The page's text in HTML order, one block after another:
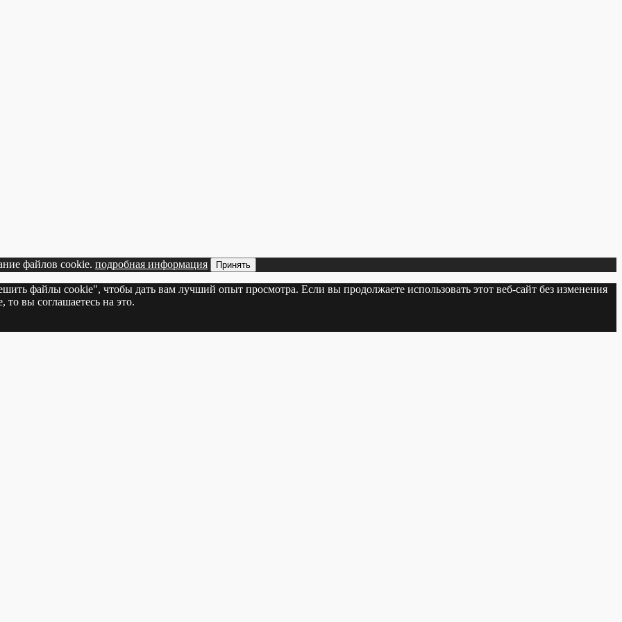
файлов cookie. подробная информация Принять
файлы cookie", чтобы дать вам лучший опыт просмотра. Если вы продолжаете использовать этот веб-сайт без изменения
вы соглашаетесь на это.